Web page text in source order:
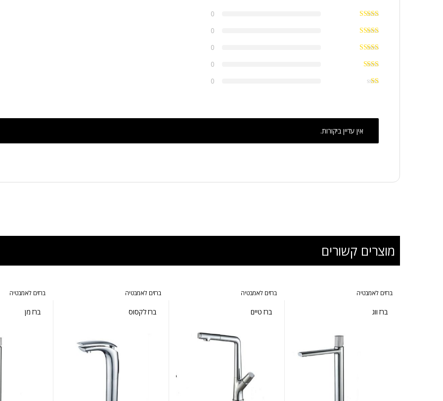
0
0
0
0
0
אין עדיין ביקורות.
מוצרים קשורים
ברזים לאמבטיה
ברז ווג
ברזים לאמבטיה
ברז טיים
ברזים לאמבטיה
ברז לקסוס
ברזים לאמבטיה
ברז מן